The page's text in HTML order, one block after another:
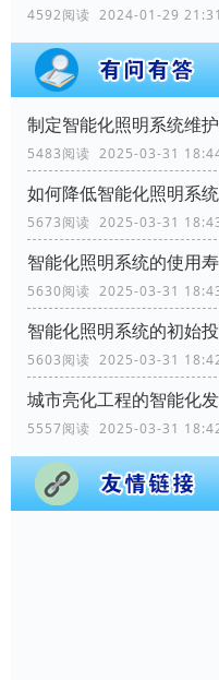
4592阅读 2024-01-29
5483阅读 2025-03-31
如何降低智能化照明系
5673阅读 2025-03-31
智能化照明系统的使用
5630阅读 2025-03-31
智能化照明系统的初始
5603阅读 2025-03-31
城市亮化工程的智能化
5557阅读 2025-03-31